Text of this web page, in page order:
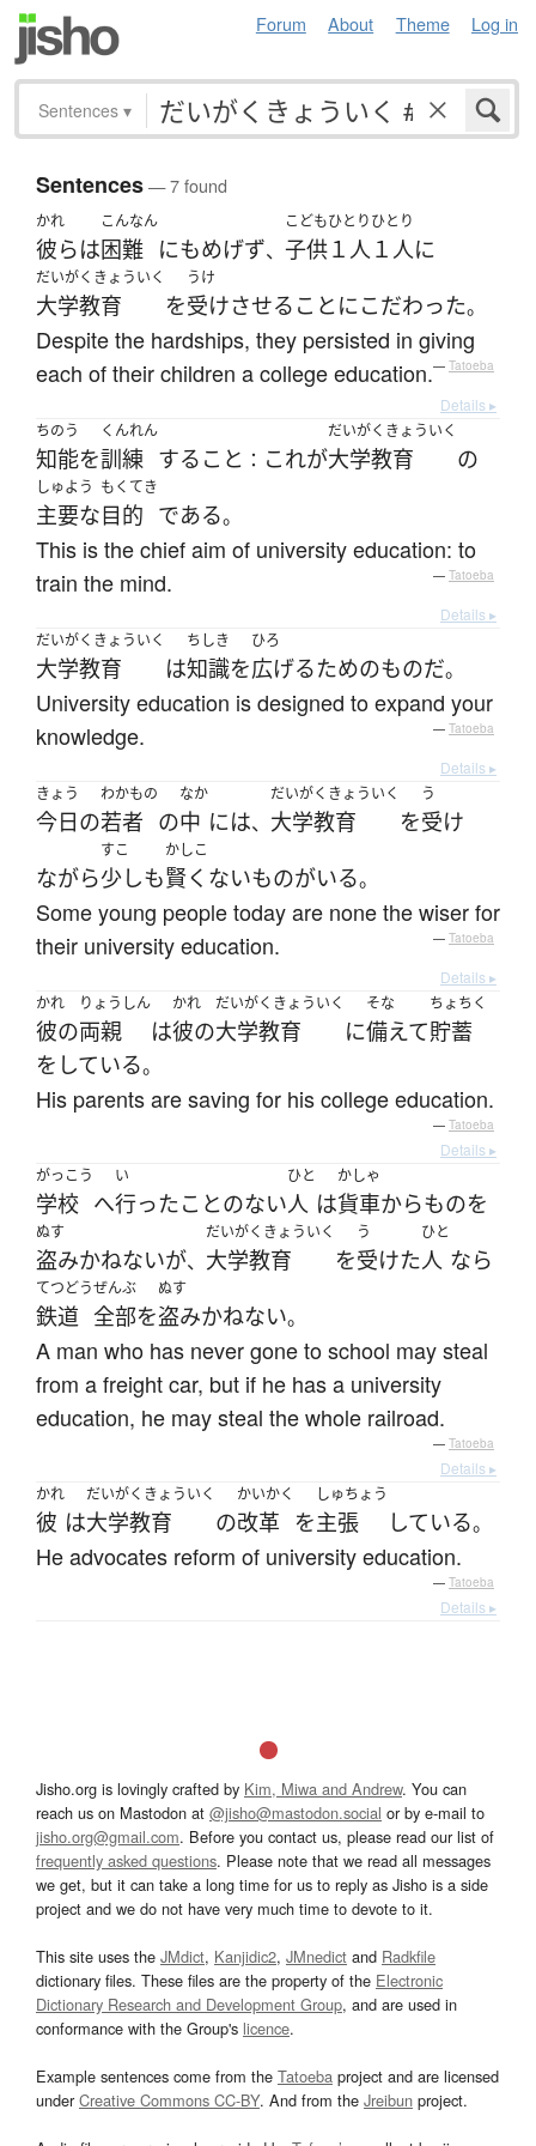
Forum About Theme Log in
Sentences ▾
Sentences— 7 found
かれ
彼らは
こんなん
困難 にもめげず、
こども
子供
ひとりひとり
１人１人に
だいがくきょういく
大学教育 を
うけ
受けさせる ことにこだわった。
Despite the hardships, they persisted in giving
each of their children a college education.— Tatoeba
Details ▸
ちのう
知能を
くんれん
訓練 する こと ： これが
だいがくきょういく
大学教育 の
しゅよう
主要な
もくてき
目的 である。
This is the chief aim of university education: to
train the mind.
— Tatoeba
Details ▸
だいがくきょういく
大学教育 は
ちしき
知識を
ひろ
広げるためのものだ。
University education is designed to expand your
knowledge.
— Tatoeba
Details ▸
きょう
今日の
わかもの
若者 の
なか
中 には、
だいがくきょういく
大学教育 を
う
受け
ながら
すこ
少しも
かしこ
賢くないものがいる。
Some young people today are none the wiser for
their university education.
— Tatoeba
Details ▸
かれ
彼の
りょうしん
両親 は
かれ
彼の
だいがくきょういく
大学教育 に
そな
備えて
ちょちく
貯蓄
を している。
His parents are saving for his college education.
— Tatoeba
Details ▸
がっこう
学校 へ
い
行ったことのない
ひと
人 は
かしゃ
貨車からものを
ぬす
盗みかねないが、
だいがくきょういく
大学教育 を
う
受けた
ひと
人 なら
てつどう
鉄道
ぜんぶ
全部を
ぬす
盗みかねない。
A man who has never gone to school may steal
from a freight car, but if he has a university
education, he may steal the whole railroad.
— Tatoeba
Details ▸
かれ
彼 は
だいがくきょういく
大学教育 の
かいかく
改革 を
しゅちょう
主張 している。
He advocates reform of university education.
— Tatoeba
Details ▸
Jisho.org is lovingly crafted by Kim, Miwa and Andrew. You can
reach us on Mastodon at @jisho@mastodon.social or by e-mail to
jisho.org@gmail.com. Before you contact us, please read our list of
frequently asked questions. Please note that we read all messages
we get, but it can take a long time for us to reply as Jisho is a side
project and we do not have very much time to devote to it.
This site uses the JMdict, Kanjidic2, JMnedict and Radkfile
dictionary files. These files are the property of the Electronic
Dictionary Research and Development Group, and are used in
conformance with the Group's licence.
Example sentences come from the Tatoeba project and are licensed
underCreative Commons CC-BY. And from the Jreibun project.